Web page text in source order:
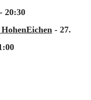
20:30
- 27.